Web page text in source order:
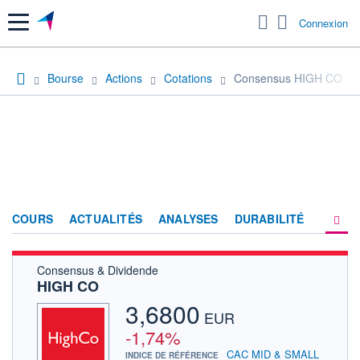
Menu Connexion
Bourse Actions Cotations Consensus HIGH CO
COURS ACTUALITÉS ANALYSES DURABILITÉ
Consensus & Dividende
HIGH CO
3,6800 EUR
-1,74%
INDICE DE RÉFÉRENCE CAC MID & SMALL